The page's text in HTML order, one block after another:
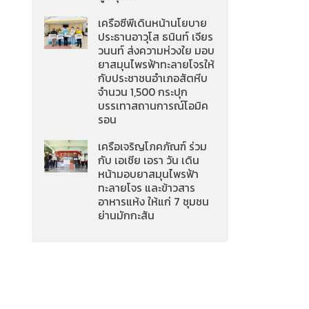
เครือซีพีเดินหน้านโยบาย
ประธานอาวุโส ธนินท์ เจียร
วนนท์ ส่งความห่วงใย มอบ
ยาสมุนไพรฟ้าทะลายโจรให้
กับประชาชนอำเภอสัตหีบ
จำนวน 1,500 กระปุก
บรรเทาสถานการณ์โอมิค
รอน
เครือเจริญโภคภัณฑ์ ร่วม
กับ เอเชีย เอรา วัน เดิน
หน้ามอบยาสมุนไพรฟ้า
ทะลายโจร และข้าวสาร
อาหารแห้ง ให้แก่ 7 ชุมชน
ย่านมักกะสัน